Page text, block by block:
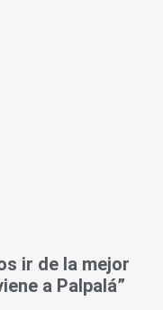
ir de la mejor
a Palpalá”